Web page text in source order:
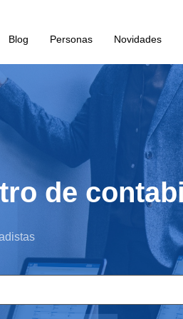
Blog Personas Novidades
de